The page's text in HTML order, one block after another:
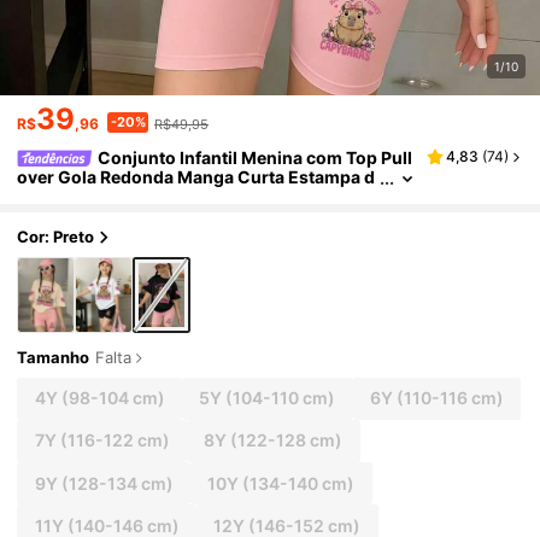
1/10
R$39,96 -20% R$49,95
Conjunto Infantil Menina com Top Pull
over Gola Redonda Manga Curta Estampa d
4,83 (74)
Cor: Preto
Tamanho Falta
4Y (98-104 cm) 5Y (104-110 cm) 6Y (110-116 cm)
7Y (116-122 cm) 8Y (122-128 cm)
9Y (128-134 cm) 10Y (134-140 cm)
11Y (140-146 cm) 12Y (146-152 cm)